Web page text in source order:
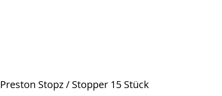
Preston Stopz / Stopper 15 Stück